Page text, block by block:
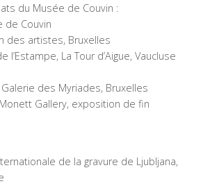
du Musée de Couvin :
de Couvin
des artistes, Bruxelles
l’Estampe, La Tour d’Aigue, Vaucluse
des Myriades, Bruxelles
Gallery, exposition de fin
de la gravure de Ljubljana,